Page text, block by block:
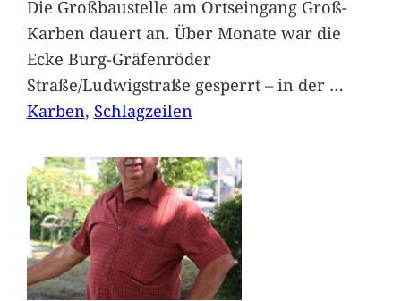
Die Großbaustelle am Ortseingang Groß-
Karben dauert an. Über Monate war die
Ecke Burg-Gräfenröder
Straße/Ludwigstraße gesperrt – in der …
Karben, Schlagzeilen